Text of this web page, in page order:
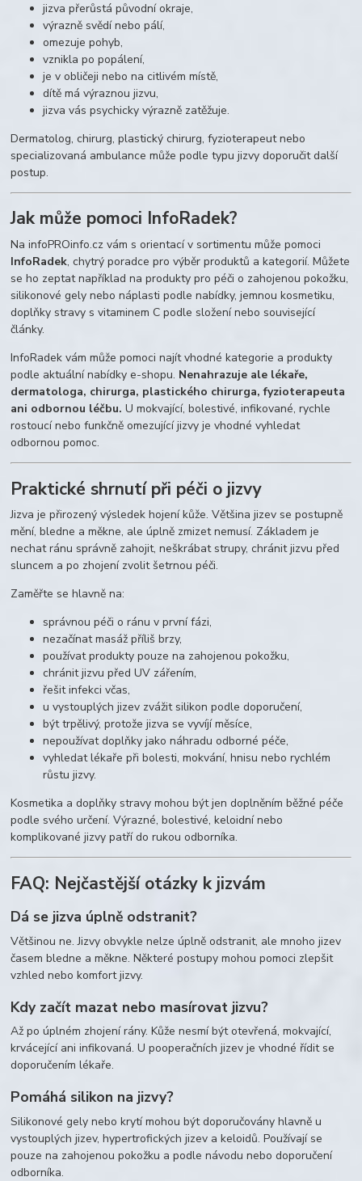
jizva přerůstá původní okraje,
výrazně svědí nebo pálí,
omezuje pohyb,
vznikla po popálení,
je v obličeji nebo na citlivém místě,
dítě má výraznou jizvu,
jizva vás psychicky výrazně zatěžuje.
Dermatolog, chirurg, plastický chirurg, fyzioterapeut nebo
specializovaná ambulance může podle typu jizvy doporučit další
postup.
Jak může pomoci InfoRadek?
Na infoPROinfo.cz vám s orientací v sortimentu může pomoci
InfoRadek, chytrý poradce pro výběr produktů a kategorií. Můžete
se ho zeptat například na produkty pro péči o zahojenou pokožku,
silikonové gely nebo náplasti podle nabídky, jemnou kosmetiku,
doplňky stravy s vitaminem C podle složení nebo související
články.
InfoRadek vám může pomoci najít vhodné kategorie a produkty
podle aktuální nabídky e-shopu. Nenahrazuje ale lékaře,
dermatologa, chirurga, plastického chirurga, fyzioterapeuta
ani odbornou léčbu. U mokvající, bolestivé, infikované, rychle
rostoucí nebo funkčně omezující jizvy je vhodné vyhledat
odbornou pomoc.
Praktické shrnutí při péči o jizvy
Jizva je přirozený výsledek hojení kůže. Většina jizev se postupně
mění, bledne a měkne, ale úplně zmizet nemusí. Základem je
nechat ránu správně zahojit, neškrábat strupy, chránit jizvu před
sluncem a po zhojení zvolit šetrnou péči.
Zaměřte se hlavně na:
správnou péči o ránu v první fázi,
nezačínat masáž příliš brzy,
používat produkty pouze na zahojenou pokožku,
chránit jizvu před UV zářením,
řešit infekci včas,
u vystouplých jizev zvážit silikon podle doporučení,
být trpělivý, protože jizva se vyvíjí měsíce,
nepoužívat doplňky jako náhradu odborné péče,
vyhledat lékaře při bolesti, mokvání, hnisu nebo rychlém
růstu jizvy.
Kosmetika a doplňky stravy mohou být jen doplněním běžné péče
podle svého určení. Výrazné, bolestivé, keloidní nebo
komplikované jizvy patří do rukou odborníka.
FAQ: Nejčastější otázky k jizvám
Dá se jizva úplně odstranit?
Většinou ne. Jizvy obvykle nelze úplně odstranit, ale mnoho jizev
časem bledne a měkne. Některé postupy mohou pomoci zlepšit
vzhled nebo komfort jizvy.
Kdy začít mazat nebo masírovat jizvu?
Až po úplném zhojení rány. Kůže nesmí být otevřená, mokvající,
krvácející ani infikovaná. U pooperačních jizev je vhodné řídit se
doporučením lékaře.
Pomáhá silikon na jizvy?
Silikonové gely nebo krytí mohou být doporučovány hlavně u
vystouplých jizev, hypertrofických jizev a keloidů. Používají se
pouze na zahojenou pokožku a podle návodu nebo doporučení
odborníka.